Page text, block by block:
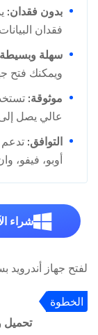
بدون فقدان:
فقدان البيانات.
سهلة
ويمكنك فتح
موثوقة:
عالي يصل إلى
التوافق:
أوبو، فيفو،
شراء
لفتح جهاز أندرويد
الخطوة
تحميل